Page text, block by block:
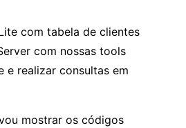
com tabela de clientes
com nossas tools
e realizar consultas em
mostrar os códigos